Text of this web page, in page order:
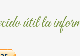
útil la